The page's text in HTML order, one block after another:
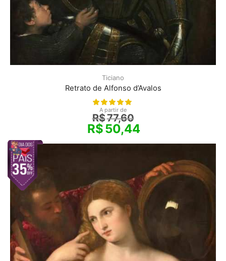
Ticiano
Retrato de Alfonso d’Avalos
A partir de
R$77,60
R$50,44